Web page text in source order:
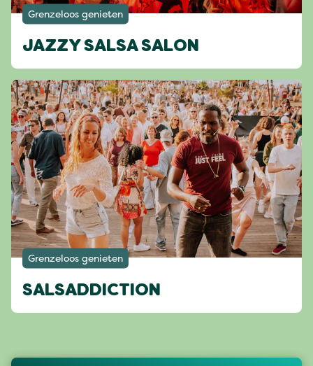
Grenzeloos genieten
JAZZY SALSA SALON
Grenzeloos genieten
SALSADDICTION